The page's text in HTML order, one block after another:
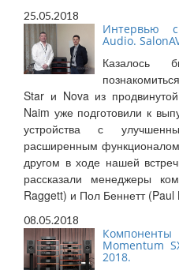
25.05.2018
Интервью
Audio.
Star и Nova из
Naim уже подготовили к
устройства с
расширенным
другом в ходе нашей
рассказали менеджеры
Raggett) и Пол Беннетт (Paul
08.05.2018
Компоненты
Momentum
2018.